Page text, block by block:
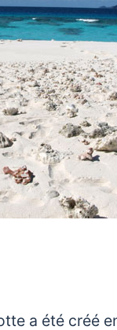
a été créé